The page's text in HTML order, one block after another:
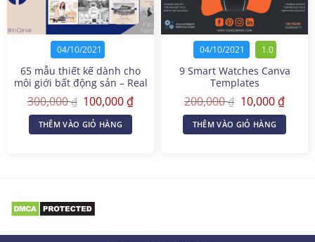
04/10/2021
65 mẫu thiết kế dành cho
môi giới bất động sản – Real
Estate Facebook Post
Templates
300,000₫ Giá
là:
300,000 ₫.
100,000₫Giá
THÊM VÀO GIỎ HÀNG
04/10/2021 1.0
9 Smart Watches Canva
Templates
200,000₫ Giá
gốc
là:
200,000 ₫.
10,000₫Giá
hiện
tại
là:
THÊM VÀO GIỎ HÀNG